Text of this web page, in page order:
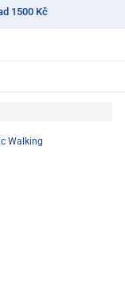
1500 Kč
Walking